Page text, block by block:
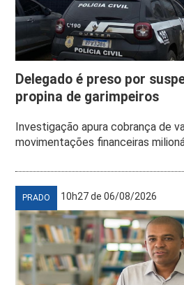
Delegado é preso por
propina de garimpeiros
Investigação apura cobrança de
movimentações financeiras
PRADO 10h27 de 06/08/2026